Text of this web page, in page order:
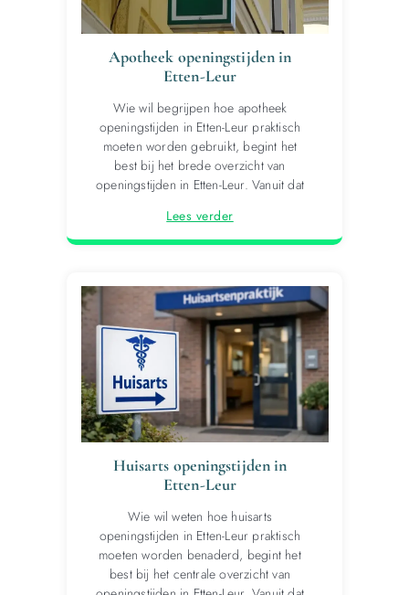
Apotheek openingstijden in
Etten-Leur
Wie wil begrijpen hoe apotheek
openingstijden in Etten-Leur praktisch
moeten worden gebruikt, begint het
best bij het brede overzicht van
openingstijden in Etten-Leur. Vanuit dat
Lees verder
Huisarts openingstijden in
Etten-Leur
Wie wil weten hoe huisarts
openingstijden in Etten-Leur praktisch
moeten worden benaderd, begint het
best bij het centrale overzicht van